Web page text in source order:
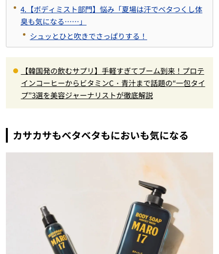
4.【ボディミスト部門】悩み「夏場は汗でベタつくし体
臭も気になる……」
シュッとひと吹きでさっぱりする！
【韓国発の飲むサプリ】手軽すぎてブーム到来！プロテ
インコーヒーからビタミンC・青汁まで話題の“一包タイ
プ”3選を美容ジャーナリストが徹底解説
カサカサもベタベタもにおいも気になる